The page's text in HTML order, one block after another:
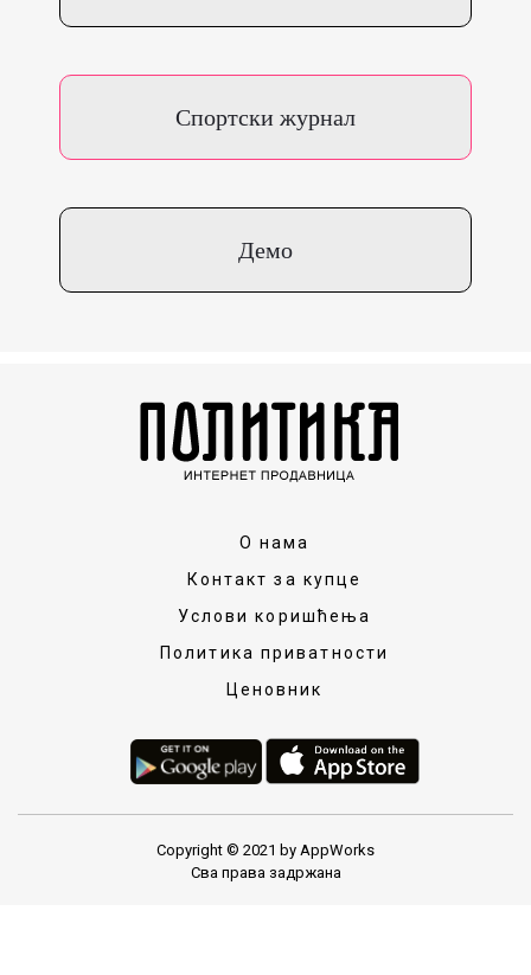
Спортски журнал
Демо
О нама
Контакт за купце
Услови коришћења
Политика приватности
Ценовник
Copyright © 2021 by AppWorks
Сва права задржана